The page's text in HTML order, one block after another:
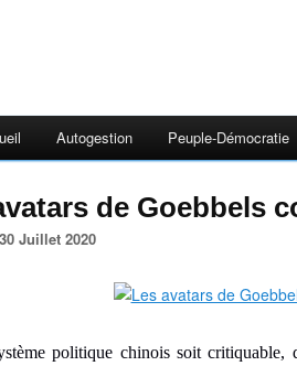
Autogestion Peuple-Démocratie
de Goebbels
Juillet 2020
politique chinois soit critiquable,